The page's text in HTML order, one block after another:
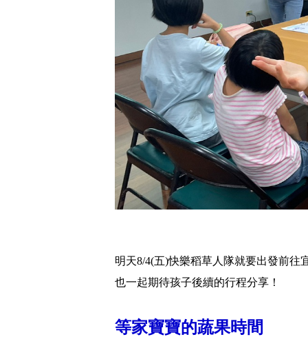
明天8/4(五)快樂稻草人隊就要出發前
也一起期待孩子後續的行程分享！
等家寶寶的蔬果時間